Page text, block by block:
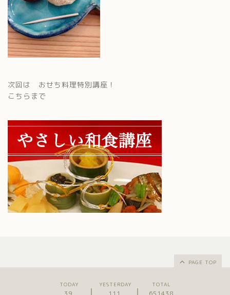
次回は おせち料理特別講座！
こちらまで
PAGE TOP
TODAY
39
YESTERDAY
111
TOTAL
651438